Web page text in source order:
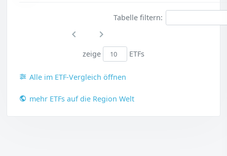
Tabelle filtern:
zeige ETFs
Alle im ETF-Vergleich öffnen
mehr ETFs auf die Region Welt